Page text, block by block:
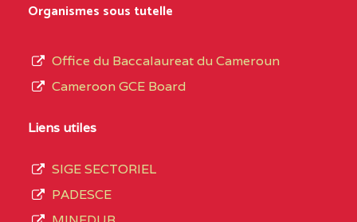
CENTRE
COLLEGE PRIVE LAIC
SAINT MICHEL
CENTRE
du
de
septembre
Organismes sous tutelle
Office du Baccalaureat du Cameroun
Cameroon GCE Board
Liens utiles
SIGE SECTORIEL
PADESCE